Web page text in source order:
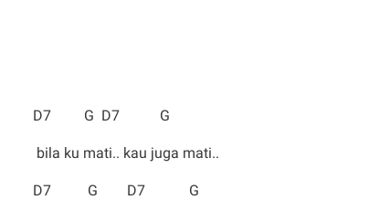
D7 G D7 G
bila ku mati.. kau juga mati..
D7 G D7 G